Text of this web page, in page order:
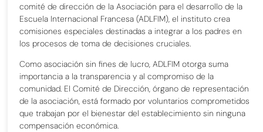
comité de dirección de la Asociación para el desarrollo de la
Escuela Internacional Francesa (ADLFIM), el instituto crea
comisiones especiales destinadas a integrar a los padres en
los procesos de toma de decisiones cruciales.
Como asociación sin fines de lucro, ADLFIM otorga suma
importancia a la transparencia y al compromiso de la
comunidad. El Comité de Dirección, órgano de representación
de la asociación, está formado por voluntarios comprometidos
que trabajan por el bienestar del establecimiento sin ninguna
compensación económica.